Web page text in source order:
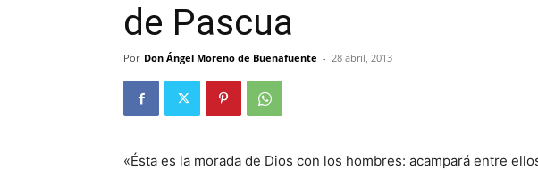
de Pascua
Por Don Ángel Moreno de Buenafuente - 28 abril, 2013
«Ésta es la morada de Dios con los hombres: acampará entre